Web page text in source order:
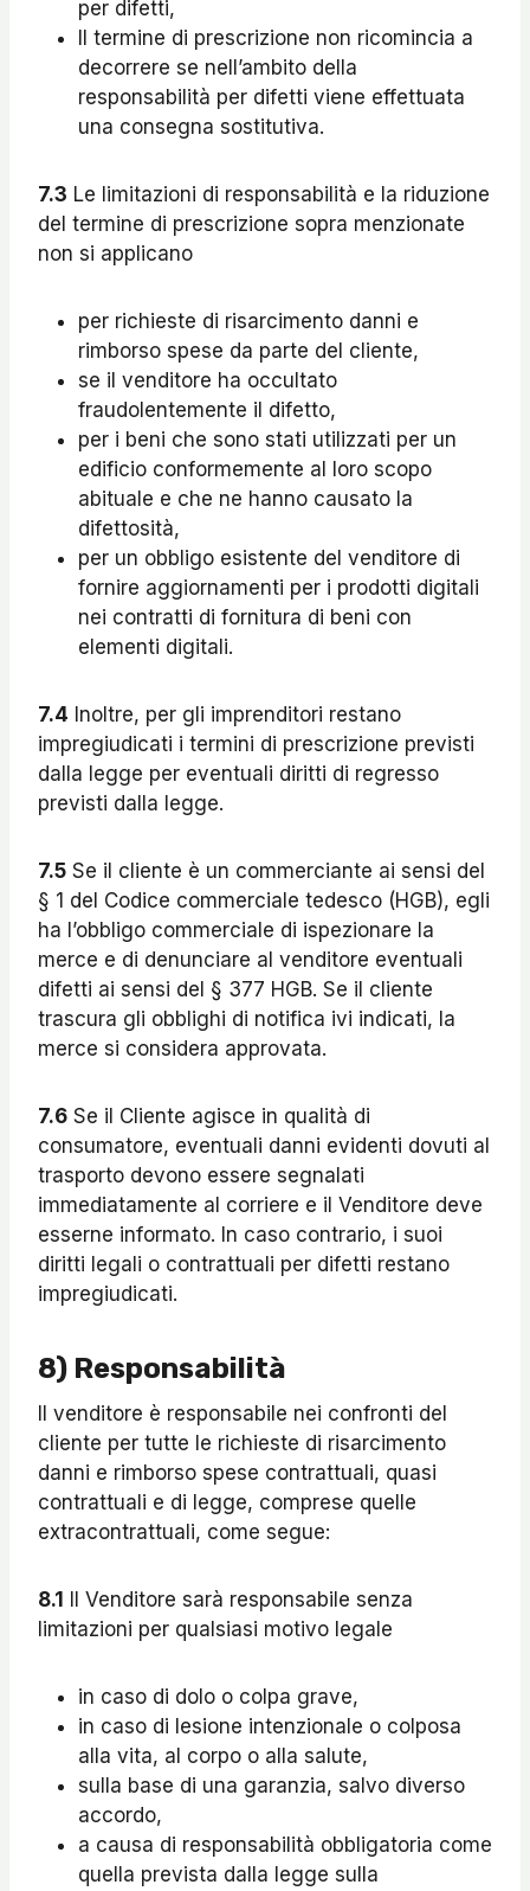
per difetti,
Il termine di prescrizione non ricomincia a
decorrere se nell’ambito della
responsabilità per difetti viene effettuata
una consegna sostitutiva.
7.3 Le limitazioni di responsabilità e la riduzione
del termine di prescrizione sopra menzionate
non si applicano
per richieste di risarcimento danni e
rimborso spese da parte del cliente,
se il venditore ha occultato
fraudolentemente il difetto,
per i beni che sono stati utilizzati per un
edificio conformemente al loro scopo
abituale e che ne hanno causato la
difettosità,
per un obbligo esistente del venditore di
fornire aggiornamenti per i prodotti digitali
nei contratti di fornitura di beni con
elementi digitali.
7.4 Inoltre, per gli imprenditori restano
impregiudicati i termini di prescrizione previsti
dalla legge per eventuali diritti di regresso
previsti dalla legge.
7.5 Se il cliente è un commerciante ai sensi del
§ 1 del Codice commerciale tedesco (HGB), egli
ha l’obbligo commerciale di ispezionare la
merce e di denunciare al venditore eventuali
difetti ai sensi del § 377 HGB. Se il cliente
trascura gli obblighi di notifica ivi indicati, la
merce si considera approvata.
7.6 Se il Cliente agisce in qualità di
consumatore, eventuali danni evidenti dovuti al
trasporto devono essere segnalati
immediatamente al corriere e il Venditore deve
esserne informato. In caso contrario, i suoi
diritti legali o contrattuali per difetti restano
impregiudicati.
8) Responsabilità
Il venditore è responsabile nei confronti del
cliente per tutte le richieste di risarcimento
danni e rimborso spese contrattuali, quasi
contrattuali e di legge, comprese quelle
extracontrattuali, come segue:
8.1
Il Venditore sarà responsabile senza
limitazioni per qualsiasi motivo legale
in caso di dolo o colpa grave,
in caso di lesione intenzionale o colposa
alla vita, al corpo o alla salute,
sulla base di una garanzia, salvo diverso
accordo,
a causa di responsabilità obbligatoria come
quella prevista dalla legge sulla